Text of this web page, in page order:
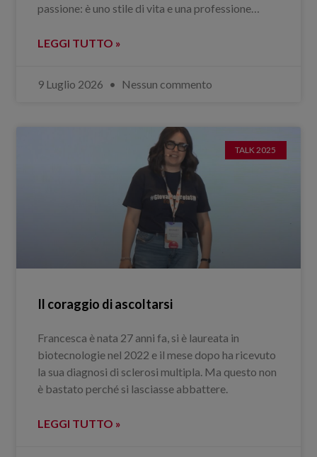
passione: è uno stile di vita e una professione…
LEGGI TUTTO »
9 Luglio 2026 Nessun commento
TALK 2025
Il coraggio di ascoltarsi
Francesca è nata 27 anni fa, si è laureata in
biotecnologie nel 2022 e il mese dopo ha ricevuto
la sua diagnosi di sclerosi multipla. Ma questo non
è bastato perché si lasciasse abbattere.
LEGGI TUTTO »